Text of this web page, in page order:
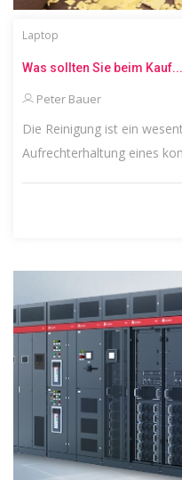
Laptop
Was sollten Sie beim Kauf...
Peter Bauer
Die Reinigung ist ein
Aufrechterhaltung eines